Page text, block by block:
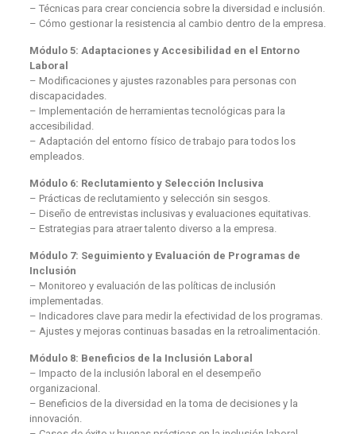
– Técnicas para crear conciencia sobre la diversidad e inclusión.
– Cómo gestionar la resistencia al cambio dentro de la empresa.
Módulo 5: Adaptaciones y Accesibilidad en el Entorno
Laboral
– Modificaciones y ajustes razonables para personas con
discapacidades.
– Implementación de herramientas tecnológicas para la
accesibilidad.
– Adaptación del entorno físico de trabajo para todos los
empleados.
Módulo 6: Reclutamiento y Selección Inclusiva
– Prácticas de reclutamiento y selección sin sesgos.
– Diseño de entrevistas inclusivas y evaluaciones equitativas.
– Estrategias para atraer talento diverso a la empresa.
Módulo 7: Seguimiento y Evaluación de Programas de
Inclusión
– Monitoreo y evaluación de las políticas de inclusión
implementadas.
– Indicadores clave para medir la efectividad de los programas.
– Ajustes y mejoras continuas basadas en la retroalimentación.
Módulo 8: Beneficios de la Inclusión Laboral
– Impacto de la inclusión laboral en el desempeño
organizacional.
– Beneficios de la diversidad en la toma de decisiones y la
innovación.